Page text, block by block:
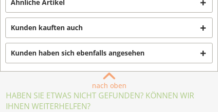
Ähnliche Artikel
Kunden kauften auch
Kunden haben sich ebenfalls angesehen
nach oben
HABEN SIE ETWAS NICHT GEFUNDEN? KÖNNEN WIR
IHNEN WEITERHELFEN?